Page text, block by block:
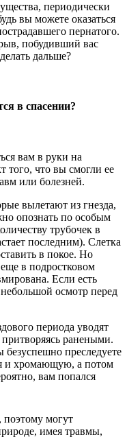
периодически
вы можете оказаться
пернатого.
побудивший вас
дальше?
в спасении?
вам в руки на
того, что вы смогли ее
или болезней.
вылетают из гнезда,
опознать по особым
трубочек в
последним). Слетка
в покое. Но
в подростковом
Если есть
осмотр перед
периода уводят
ранеными.
безуспешно преследуете
и хромающую, а потом
вам попался